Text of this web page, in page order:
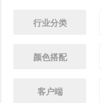
行业分类
颜色搭配
客户端